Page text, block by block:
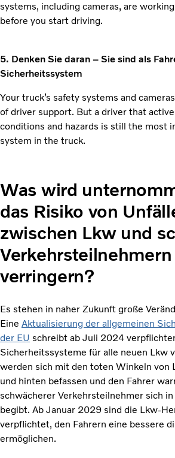
systems, including cameras, are
before you start driving.
5. Denken Sie daran – Sie sind als
Sicherheitssystem
Your truck’s safety systems and
of driver support. But a driver that
conditions and hazards is still the most
system in the truck.
Was wird
das Risiko von
zwischen Lkw und
Verkehrsteilnehmern
verringern?
Es stehen in naher Zukunft große
Eine Aktualisierung der allgemeinen
der EU schreibt ab Juli 2024
Sicherheitssysteme für alle neuen Lkw
werden sich mit den toten Winkeln von
und hinten befassen und den Fahrer
schwächerer Verkehrsteilnehmer sich
begibt. Ab Januar 2029 sind die Lkw-
verpflichtet, den Fahrern eine bessere
ermöglichen.